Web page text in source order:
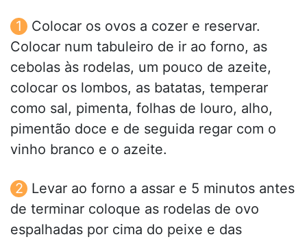
Colocar os ovos a cozer e reservar.
Colocar num tabuleiro de ir ao forno, as
cebolas às rodelas, um pouco de azeite,
colocar os lombos, as batatas, temperar
como sal, pimenta, folhas de louro, alho,
pimentão doce e de seguida regar com o
vinho branco e o azeite.
Levar ao forno a assar e 5 minutos antes
de terminar coloque as rodelas de ovo
espalhadas por cima do peixe e das